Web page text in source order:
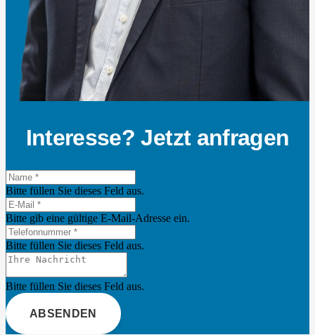
Interesse? Jetzt anfragen
Bitte füllen Sie dieses Feld aus.
Bitte gib eine gültige E-Mail-Adresse ein.
Bitte füllen Sie dieses Feld aus.
Bitte füllen Sie dieses Feld aus.
ABSENDEN